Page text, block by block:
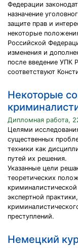
Федерации
назначение
защите прав и
некоторые
Российской
изменения и
после введение УПК
соответствуют
Некоторые
Дипломная работа,
Целями
существенных
техники как
путей их решения.
Указанные цели
теоретических
экспертной
преступлений.
Немецкий